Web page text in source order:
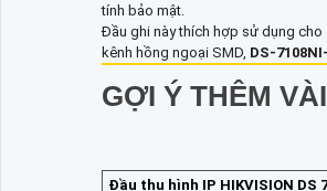
tính bảo mật.
Đầu ghi này thích hợp sử dụng cho
kênh hồng ngoại SMD, DS-
GỢI Ý THÊM
Đầu thu hình IP HIKVISION DS